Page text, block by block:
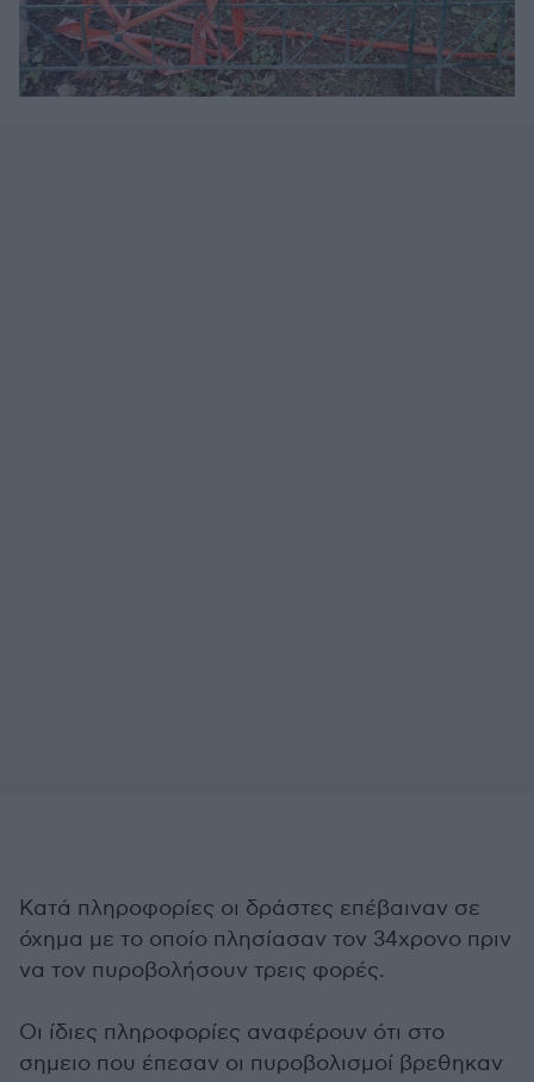
Κατά πληροφορίες οι δράστες επέβαιναν σε
όχημα με το οποίο πλησίασαν τον 34χρονο πριν
να τον πυροβολήσουν τρεις φορές.
Οι ίδιες πληροφορίες αναφέρουν ότι στο
σημειο που έπεσαν οι πυροβολισμοί βρεθηκαν